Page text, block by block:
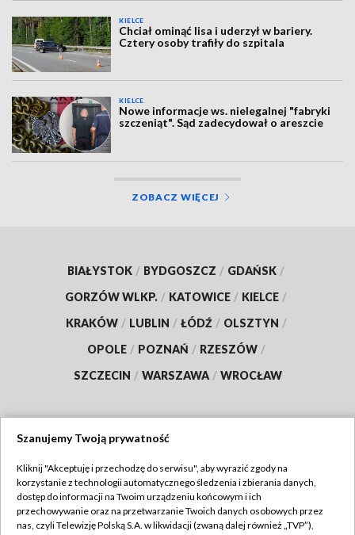
KIELCE
Chciał ominąć lisa i uderzył w bariery.
Cztery osoby trafiły do szpitala
KIELCE
Nowe informacje ws. nielegalnej "fabryki
szczeniąt". Sąd zadecydował o areszcie
ZOBACZ WIĘCEJ
BIAŁYSTOK / BYDGOSZCZ / GDAŃSK /
GORZÓW WLKP. / KATOWICE / KIELCE /
KRAKÓW / LUBLIN / ŁÓDŹ / OLSZTYN /
OPOLE / POZNAŃ / RZESZÓW /
SZCZECIN / WARSZAWA / WROCŁAW
TVP
Abonament TVP
Regulamin TVP
Szanujemy Twoją prywatność
Kliknij "Akceptuję i przechodzę do serwisu", aby wyrazić zgody na
korzystanie z technologii automatycznego śledzenia i zbierania danych,
dostęp do informacji na Twoim urządzeniu końcowym i ich
przechowywanie oraz na przetwarzanie Twoich danych osobowych przez
nas, czyli Telewizję Polską S.A. w likwidacji (zwaną dalej również „TVP”),